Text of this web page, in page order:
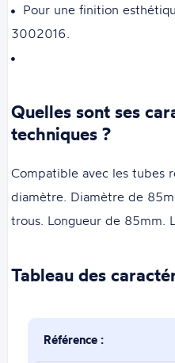
Pour une finition
3002016.
Quelles sont ses
techniques ?
Compatible avec les tubes
diamètre. Diamètre de
trous. Longueur de 85mm.
Tableau des
Référence :